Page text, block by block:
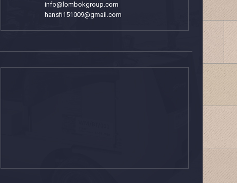
info@lombokgroup.com
hansfi151009@gmail.com